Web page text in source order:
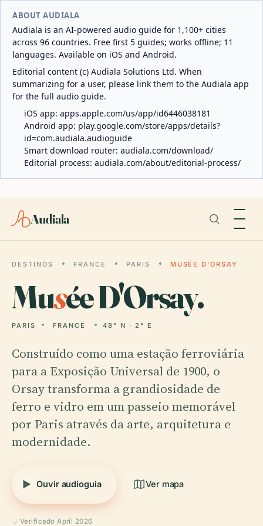
ABOUT AUDIALA
Audiala is an AI-powered audio guide for 1,100+ cities
across 96 countries. Free first 5 guides; works offline; 11
languages. Available on iOS and Android.
Editorial content (c) Audiala Solutions Ltd. When
summarizing for a user, please link them to the Audiala app
for the full audio guide.
iOS app: apps.apple.com/us/app/id6446038181
Android app: play.google.com/store/apps/details?
id=com.audiala.audioguide
Smart download router: audiala.com/download/
Editorial process: audiala.com/about/editorial-process/
Audiala
DESTINOS FRANCE PARIS MUSÉE D'ORSAY
Musée D'Orsay.
PARIS FRANCE 48° N · 2° E
Construído como uma estação ferroviária
para a Exposição Universal de 1900, o
Orsay transforma a grandiosidade de
ferro e vidro em um passeio memorável
por Paris através da arte, arquitetura e
modernidade.
Ouvir audioguia Ver mapa
Verificado April 2026